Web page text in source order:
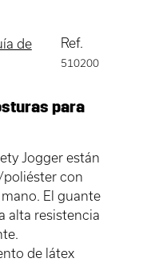
de
Ref.
510200
para
Jogger están
poliéster con
El guante
alta resistencia
de látex